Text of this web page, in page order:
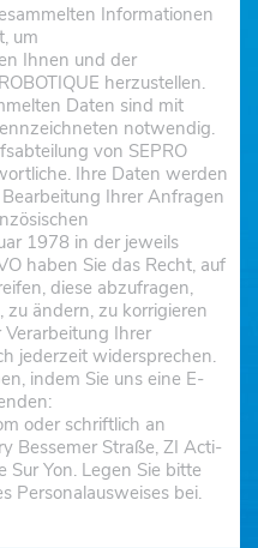
Informationen
um
Ihnen und der
herzustellen.
Daten sind mit
notwendig.
von SEPRO
Ihre Daten werden
Ihrer Anfragen
1978 in der jeweils
haben Sie das Recht, auf
diese abzufragen,
ändern, zu korrigieren
Ihrer
jederzeit widersprechen.
indem Sie uns eine E-
oder schriftlich an
Bessemer Straße, ZI Acti-
Sur Yon. Legen Sie bitte
Personalausweises bei.